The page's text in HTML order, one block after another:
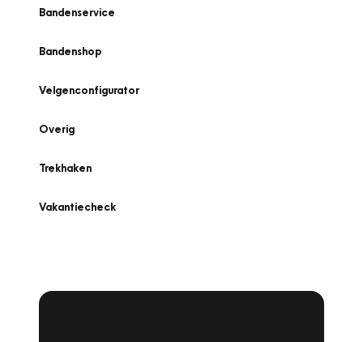
Bandenservice
Bandenshop
Velgenconfigurator
Overig
Trekhaken
Vakantiecheck